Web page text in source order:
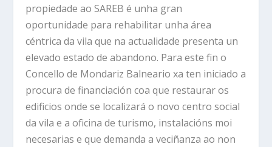
propiedade ao SAREB é unha gran
oportunidade para rehabilitar unha área
céntrica da vila que na actualidade presenta un
elevado estado de abandono. Para este fin o
Concello de Mondariz Balneario xa ten iniciado a
procura de financiación coa que restaurar os
edificios onde se localizará o novo centro social
da vila e a oficina de turismo, instalacións moi
necesarias e que demanda a veciñanza ao non